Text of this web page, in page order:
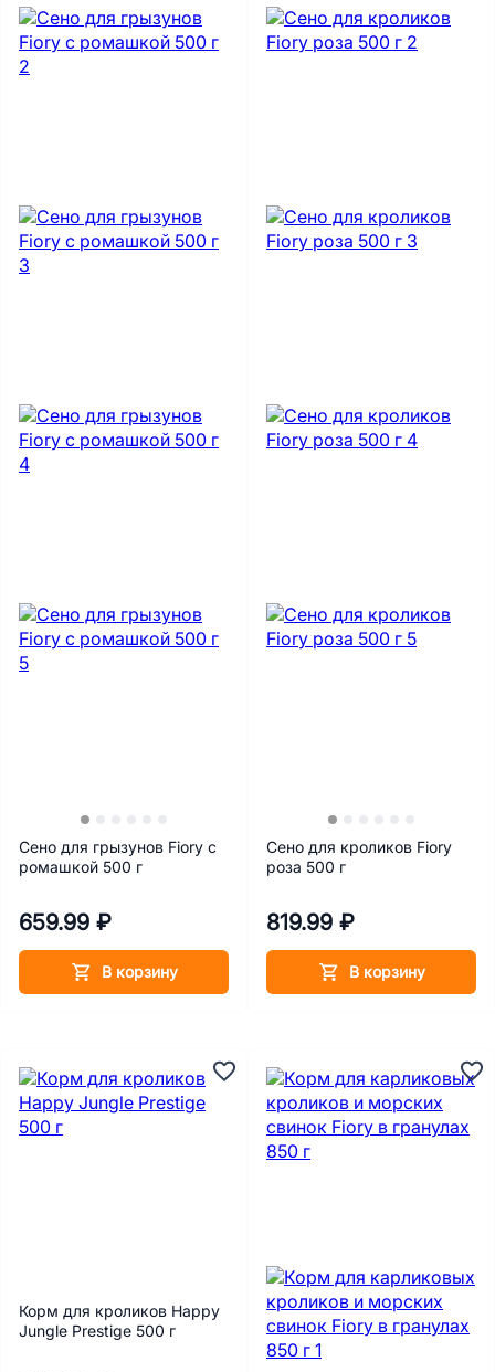
Сено для грызунов Fiory с
ромашкой 500 г
659.99 ₽
В корзину
Сено для кроликов Fiory
роза 500 г
819.99 ₽
В корзину
Корм для кроликов Happy
Jungle Prestige 500 г